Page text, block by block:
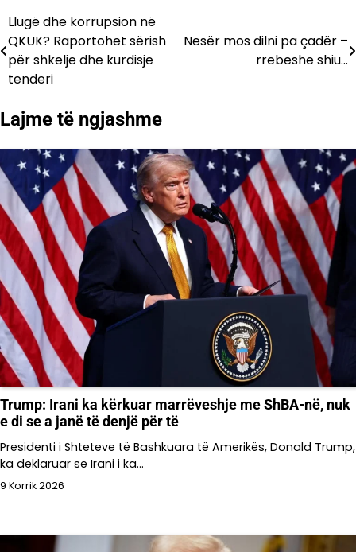
Lëvizje
te
postimet
Llugë dhe korrupsion në
QKUK? Raportohet sërish
për shkelje dhe kurdisje
tenderi
Nesër mos dilni pa çadër –
rrebeshe shiu…
Lajme të ngjashme
Trump: Irani ka kërkuar marrëveshje me ShBA-në, nuk
e di se a janë të denjë për të
Presidenti i Shteteve të Bashkuara të Amerikës, Donald Trump,
ka deklaruar se Irani i ka…
9 Korrik 2026